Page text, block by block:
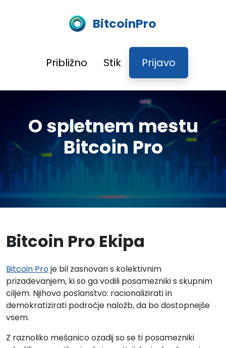
BitcoinPro
Približno Stik Prijavo
O spletnem mestu
Bitcoin Pro
Bitcoin Pro Ekipa
Bitcoin Proje bil zasnovan s kolektivnim
prizadevanjem, ki so ga vodili posamezniki s skupnim
ciljem. Njihovo poslanstvo: racionalizirati in
demokratizirati področje naložb, da bo dostopnejše
vsem.
Z raznoliko mešanico ozadij so se ti posamezniki